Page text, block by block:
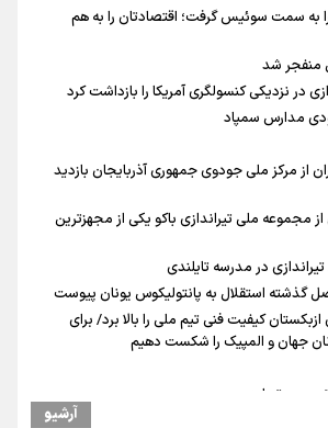
به سمت سوئیس گرفت؛ اقتصادتان را به هم
منفجر شد
در نزدیکی کنسولگری آمریکا را بازداشت کرد
مدارس سمپاد
از مرکز ملی جودوی جمهوری آذربایجان بازدید
از مجموعه ملی تیراندازی باکو یکی از مجهزترین
در مدرسه تایلندی
گذشته استقلال به پانتولیکوس یونان پیوست
کیفیت فنی تیم ملی را بالا برد/ برای
جهان و المپیک را شکست دهیم
و تجاوز
آرشیو